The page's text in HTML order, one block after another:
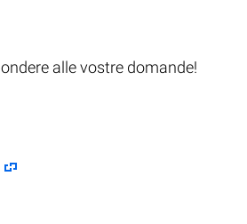
alle vostre domande!